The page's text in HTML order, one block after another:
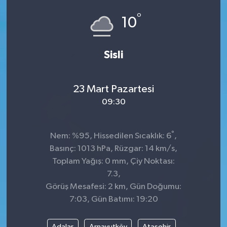
10°
Sisli
23 Mart Pazartesi
09:30
Nem: %95, Hissedilen Sıcaklık: 6° ,
Basınç: 1013 hPa, Rüzgar: 14 km/s,
Toplam Yağış: 0 mm, Çiy Noktası:
7.3,
Görüş Mesafesi: 2 km, Gün Doğumu:
7:03, Gün Batımı: 19:20
Magazin
Günün Haberleri
Yazarlarımız